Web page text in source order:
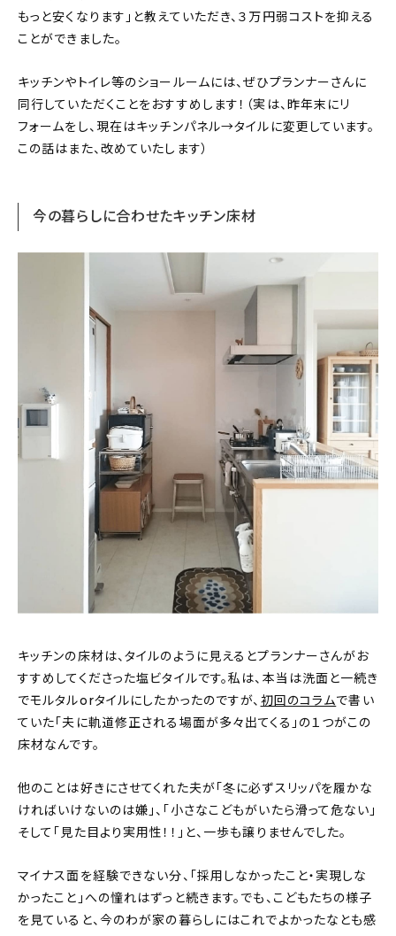
もっと安くなります」と教えていただき、３万円弱コストを抑える
ことができました。
キッチンやトイレ等のショールームには、ぜひプランナーさんに
同行していただくことをおすすめします！（実は、昨年末にリ
フォームをし、現在はキッチンパネル→タイルに変更しています。
この話はまた、改めていたします）
今の暮らしに合わせたキッチン床材
キッチンの床材は、タイルのように見えるとプランナーさんがお
すすめしてくださった塩ビタイルです。私は、本当は洗面と一続き
でモルタルorタイルにしたかったのですが、 初回のコラムで書い
ていた「夫に軌道修正される場面が多々出てくる」の１つがこの
床材なんです。
他のことは好きにさせてくれた夫が「冬に必ずスリッパを履かな
ければいけないのは嫌」、「小さなこどもがいたら滑って危ない」
そして「見た目より実用性！！」と、一歩も譲りませんでした。
マイナス面を経験できない分、「採用しなかったこと・実現しな
かったこと」への憧れはずっと続きます。でも、こどもたちの様子
を見ていると、今のわが家の暮らしにはこれでよかったなとも感